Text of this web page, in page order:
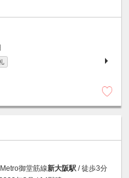
御堂筋線新大阪駅 / 徒歩3分